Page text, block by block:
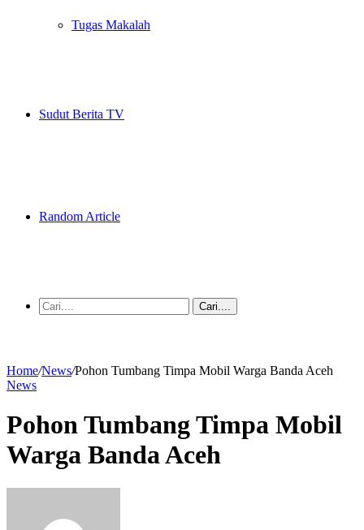
Tugas Makalah
Sudut Berita TV
Random Article
Cari....
Home/News/Pohon Tumbang Timpa Mobil Warga Banda Aceh
News
Pohon Tumbang Timpa Mobil
Warga Banda Aceh